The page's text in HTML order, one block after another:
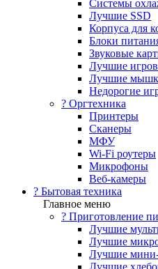
Системы
Лучшие SSD
Корпуса для
Блоки
Звуковые
Лучшие
Лучшие
Недорогие
?️ Оргтехника
Принтеры
Сканеры
МФУ
Wi-Fi роутеры
Микрофоны
Веб-камеры
? Бытовая техника
Главное меню
? Приготовление
Лучшие
Лучшие
Лучшие
Лучшие